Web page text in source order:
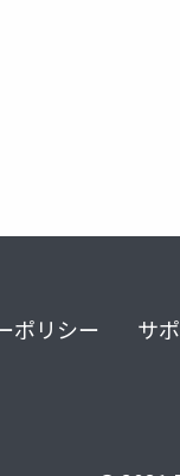
ポリシー サ